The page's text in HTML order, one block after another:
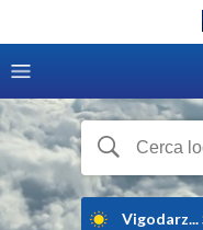
Vigodarz...